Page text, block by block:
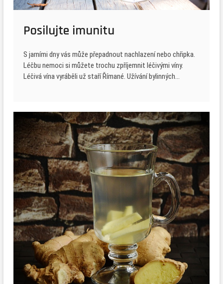
Posilujte imunitu
S jarními dny vás může přepadnout nachlazení nebo chřipka.
Léčbu nemoci si můžete trochu zpříjemnit léčivými víny.
Léčivá vína vyráběli už staří Římané. Užívání bylinných…